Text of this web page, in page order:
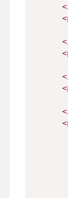
<
<
<
<